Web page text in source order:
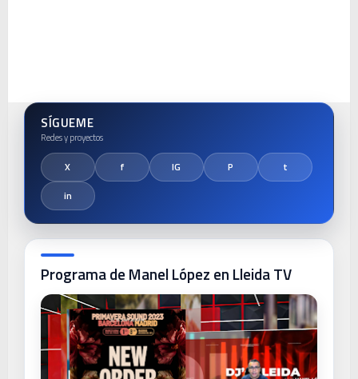
SÍGUEME
Programa de Manel López en Lleida TV